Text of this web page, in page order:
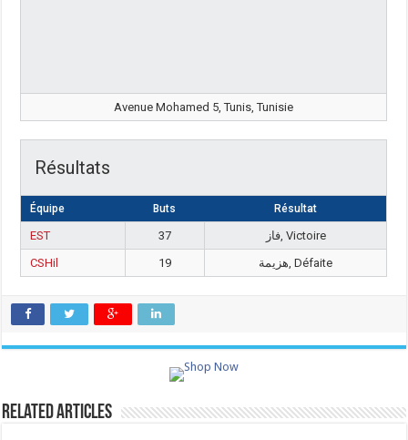
Avenue Mohamed 5, Tunis, Tunisie
Résultats
Équipe Buts Résultat
EST 37
فاز, Victoire
CSHil
19 هزيمة, Défaite
Related Articles